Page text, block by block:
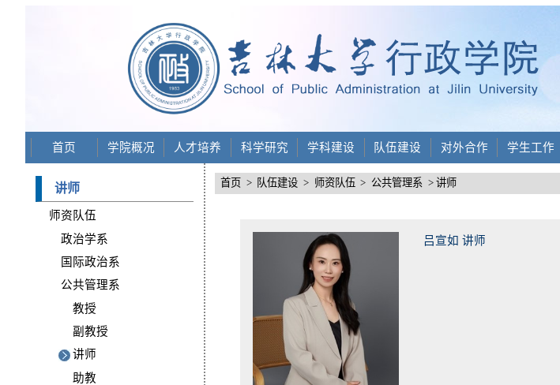
首页 学院概况 人才培养 科学研究 学科建设 队伍建设 对外合作 学生工作
讲师
师资队伍
政治学系
国际政治系
公共管理系
教授
副教授
讲师
助教
首页 > 队伍建设 > 师资队伍 > 公共管理系 > 讲师
吕宣如 讲师